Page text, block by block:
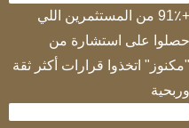
+91٪ من المستثمرين اللي
حصلوا على استشارة من
"مكنوز" اتخذوا قرارات أكثر ثقة
وربحية